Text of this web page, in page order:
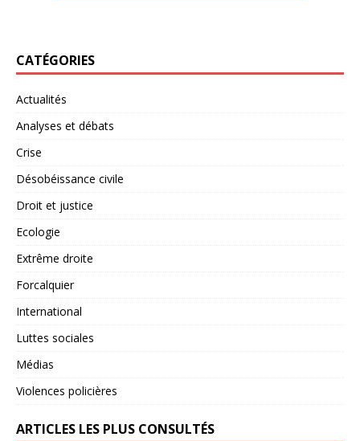
CATÉGORIES
Actualités
Analyses et débats
Crise
Désobéissance civile
Droit et justice
Ecologie
Extrême droite
Forcalquier
International
Luttes sociales
Médias
Violences policières
ARTICLES LES PLUS CONSULTÉS